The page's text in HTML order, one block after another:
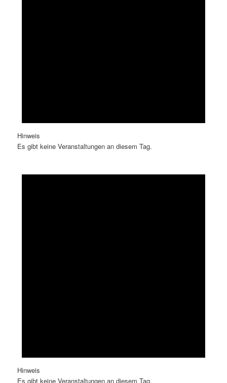
Hinweis
Es gibt keine Veranstaltungen an diesem Tag.
Hinweis
Es gibt keine Veranstaltungen an diesem Tag.